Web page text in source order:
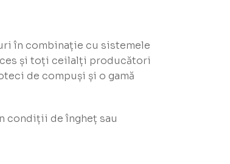
în combinație cu sistemele
și toți ceilalți producători
de compuși și o gamă
condiții de îngheț sau